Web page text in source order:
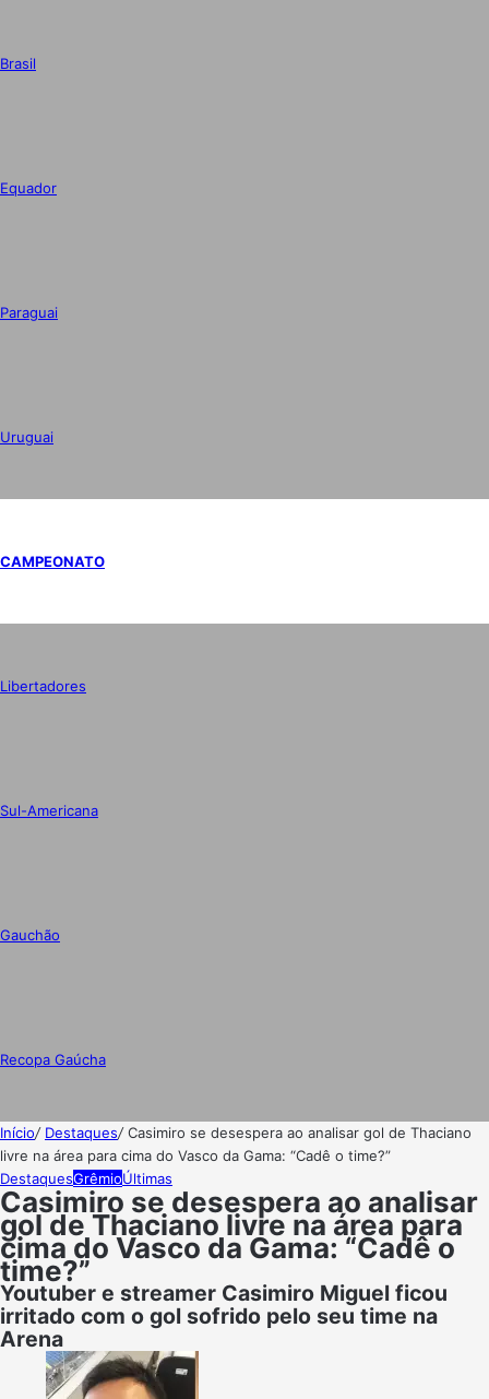
Brasil
Equador
Paraguai
Uruguai
CAMPEONATO
Libertadores
Sul-Americana
Gauchão
Recopa Gaúcha
Início/ Destaques/Casimiro se desespera ao analisar gol de Thaciano
livre na área para cima do Vasco da Gama: “Cadê o time?”
DestaquesGrêmioÚltimas
Casimiro se desespera ao analisar
gol de Thaciano livre na área para
cima do Vasco da Gama: “Cadê o
time?”
Youtuber e streamer Casimiro Miguel ficou
irritado com o gol sofrido pelo seu time na
Arena